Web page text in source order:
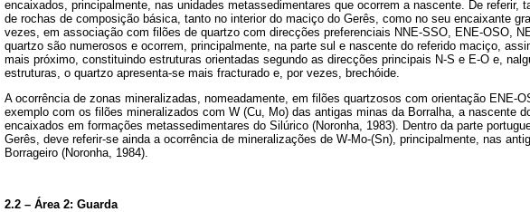
encaixados, principalmente, nas unidades metassedimentares que ocorrem a nascente. De referir,
de rochas de composição básica, tanto no interior do maciço do Gerês, como no seu encaixante
vezes, em associação com filões de quartzo com direcções preferenciais NNE-SSO, ENE-OSO,
quartzo são numerosos e ocorrem, principalmente, na parte sul e nascente do referido maciço,
mais próximo, constituindo estruturas orientadas segundo as direcções principais N-S e E-O e,
estruturas, o quartzo apresenta-se mais fracturado e, por vezes, brechóide.
A ocorrência de zonas mineralizadas, nomeadamente, em filões quartzosos com orientação ENE-
exemplo com os filões mineralizados com W (Cu, Mo) das antigas minas da Borralha, a nascente
encaixados em formações metassedimentares do Silúrico (Noronha, 1983). Dentro da parte
Gerês, deve referir-se ainda a ocorrência de mineralizações de W-Mo-(Sn), principalmente, nas
Borrageiro (Noronha, 1984).
2.2 – Área 2: Guarda